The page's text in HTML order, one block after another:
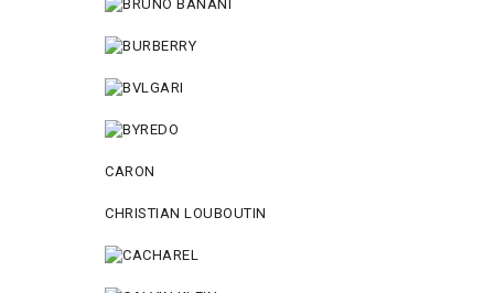
CARON
CHRISTIAN LOUBOUTIN